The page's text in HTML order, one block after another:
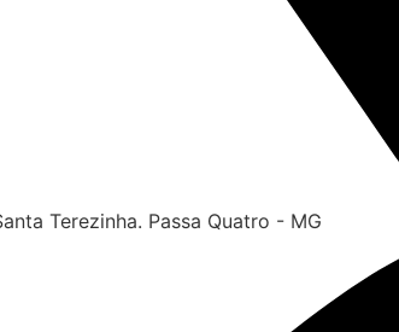
Terezinha. Passa Quatro - MG